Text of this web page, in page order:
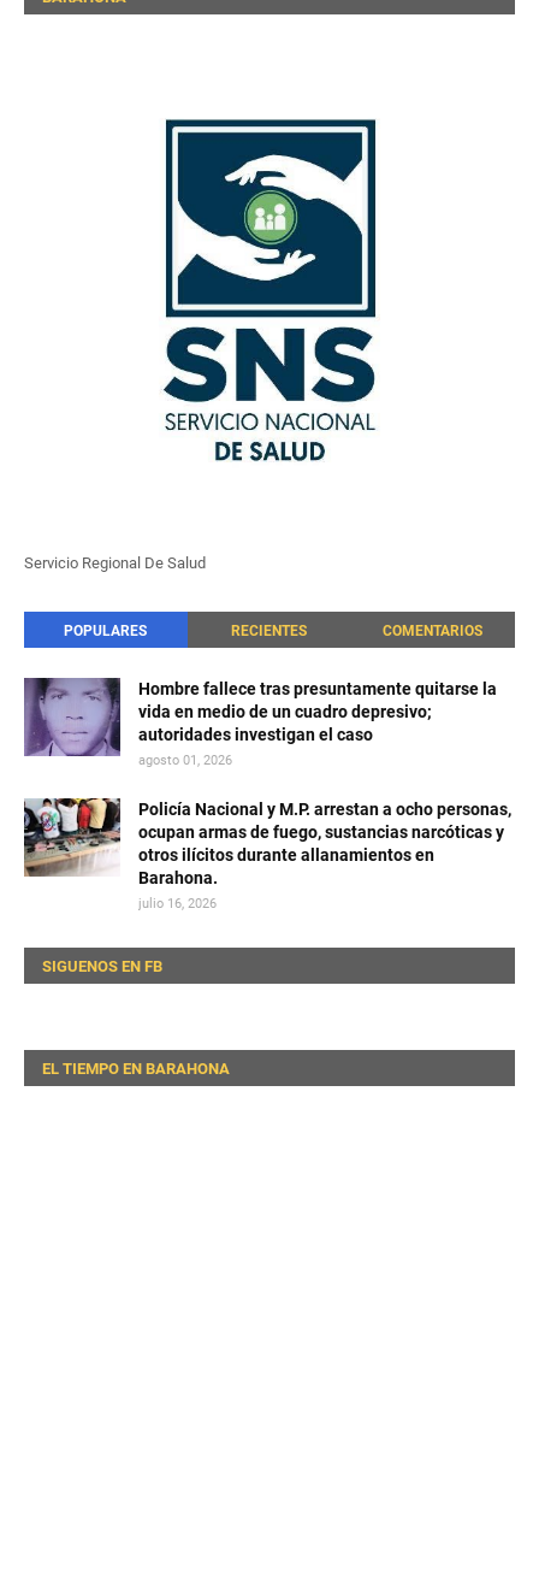
Servicio Regional De Salud
POPULARES RECIENTES COMENTARIOS
Hombre fallece tras presuntamente quitarse la
vida en medio de un cuadro depresivo;
autoridades investigan el caso
agosto 01, 2026
Policía Nacional y M.P. arrestan a ocho personas,
ocupan armas de fuego, sustancias narcóticas y
otros ilícitos durante allanamientos en
Barahona.
julio 16, 2026
SIGUENOS EN FB
EL TIEMPO EN BARAHONA